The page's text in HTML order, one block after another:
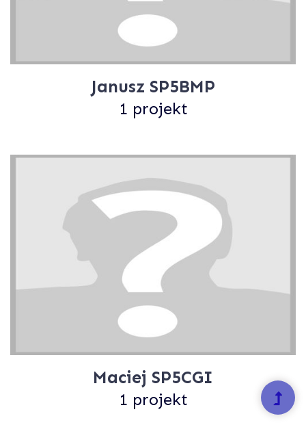
Janusz SP5BMP
1 projekt
Maciej SP5CGI
1 projekt